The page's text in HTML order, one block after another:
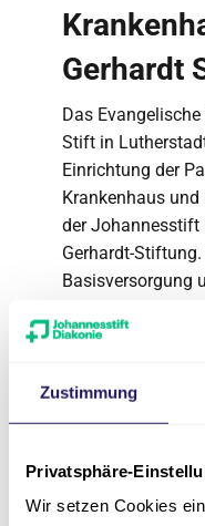
Zustimmung
Privatsphäre-
Wir setzen Cookies
Gerhardt
Das
Stift in
Einrichtung der
Krankenhaus
der Johannesstift
Gerhardt-
Basisversorgung
Halle-Wittenberg
auch